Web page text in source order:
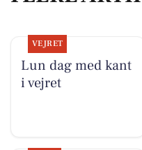
VEJRET
Lun dag med kant
i vejret